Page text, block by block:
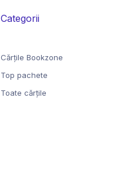
Categorii
Cărțile Bookzone
Top pachete
Toate cărțile